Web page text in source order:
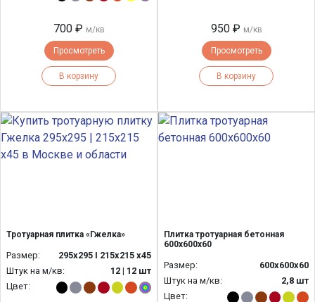
700 ₽ м/кв
Просмотреть
В корзину
950 ₽ м/кв
Просмотреть
В корзину
Тротуарная плитка «Гжелка»
Размер:
295x295 I 215x215 x45
Штук на м/кв:
12 | 12 шт
Цвет:
Плитка тротуарная бетонная
600х600х60
Размер:
600х600х60
Штук на м/кв:
2,8 шт
Цвет: